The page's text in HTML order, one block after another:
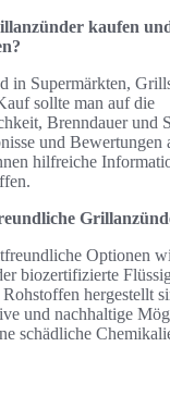
kaufen
in Supermärkten,
sollte man auf die
Brenndauer und
und
hilfreiche
Optionen
biozertifizierte
hergestellt
und nachhaltige
schädliche